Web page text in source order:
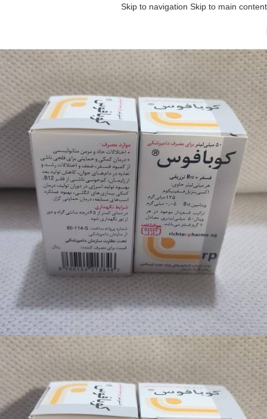
Skip to navigation Skip to main content